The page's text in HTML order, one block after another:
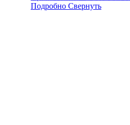
Подробно Свернуть